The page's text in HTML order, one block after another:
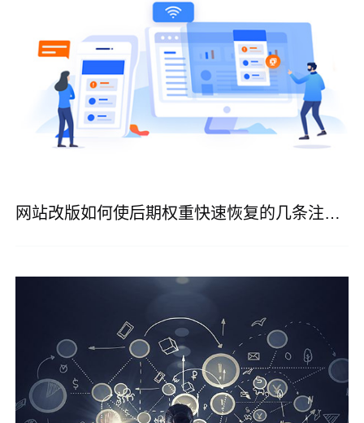
网站改版如何使后期权重快速恢复的几条注意事项